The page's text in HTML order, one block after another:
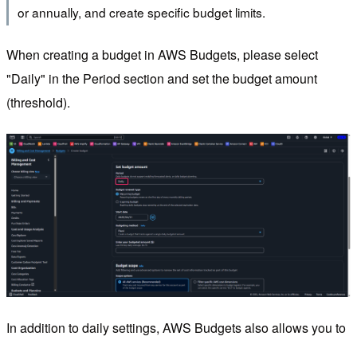
or annually, and create specific budget limits.
When creating a budget in AWS Budgets, please select
"Daily" in the Period section and set the budget amount
(threshold).
In addition to daily settings, AWS Budgets also allows you to